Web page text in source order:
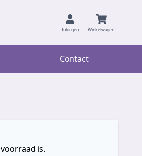
Inloggen Winkelwagen
Contact
is.